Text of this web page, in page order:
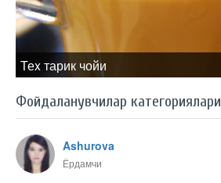
Теx тарик чойи
Фойдаланувчилар категориялари
Ashurova
Ёрдамчи